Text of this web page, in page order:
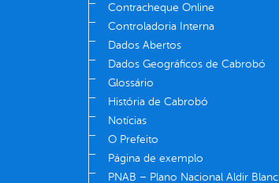
Contracheque Online
Controladoria Interna
Dados Abertos
Dados Geográficos de Cabrobó
Glossário
História de Cabrobó
Notícias
O Prefeito
Página de exemplo
PNAB – Plano Nacional Aldir Blanc